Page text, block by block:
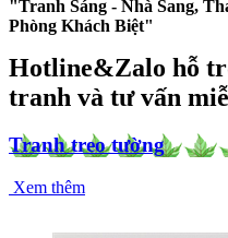
"Tranh Sáng - Nhà Sang,
Phòng Khách Biệt"
Hotline&Zalo hỗ
tranh và tư vấn
Tranh treo tường
Xem thêm